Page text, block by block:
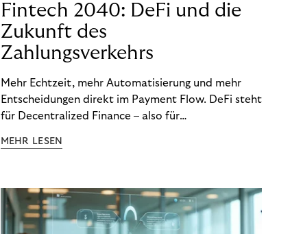
Fintech 2040: DeFi und die
Zukunft des
Zahlungsverkehrs
Mehr Echtzeit, mehr Automatisierung und mehr
Entscheidungen direkt im Payment Flow. DeFi steht
für Decentralized Finance – also für
digitale Netzwerke, Wallets und Smart Contracts
werden.
MEHR LESEN